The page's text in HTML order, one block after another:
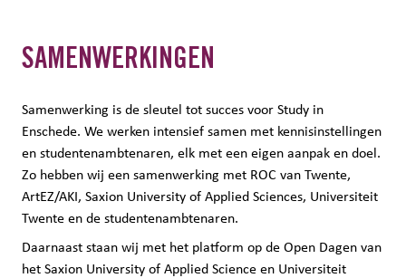
SAMENWERKINGEN
Samenwerking is de sleutel tot succes voor Study in
Enschede. We werken intensief samen met kennisinstellingen
en studentenambtenaren, elk met een eigen aanpak en doel.
Zo hebben wij een samenwerking met ROC van Twente,
ArtEZ/AKI, Saxion University of Applied Sciences, Universiteit
Twente en de studentenambtenaren.
Daarnaast staan wij met het platform op de Open Dagen van
het Saxion University of Applied Science en Universiteit